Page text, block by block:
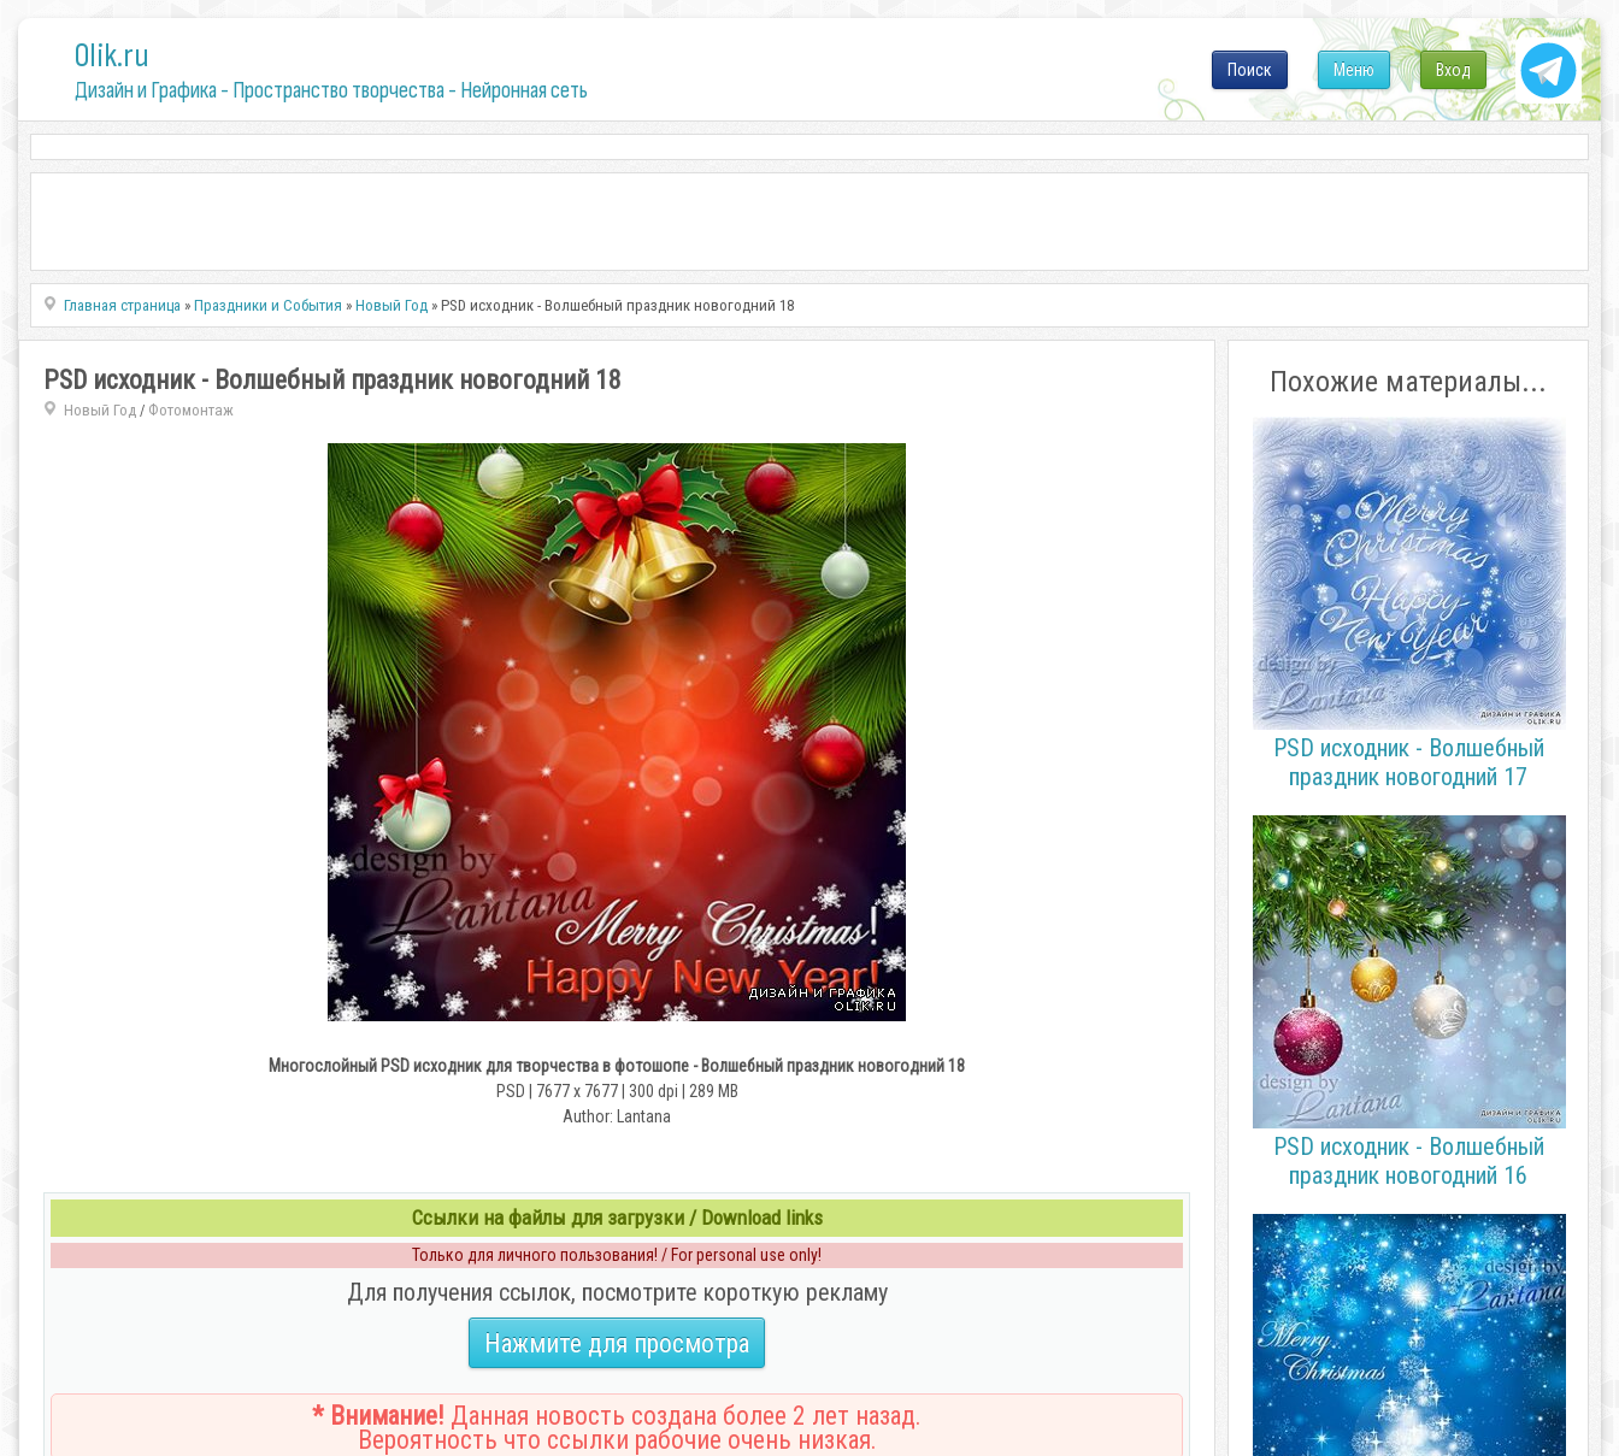
0lik.ru
Дизайн и Графика - Пространство творчества - Нейронная сеть
Вход
Меню
Поиск
Главная страница »Праздники и События »Новый Год » PSD исходник - Волшебный праздник новогодний 18
PSD исходник - Волшебный праздник новогодний 18
Новый Год/ Фотомонтаж
Многослойный PSD исходник для творчества в фотошопе - Волшебный праздник новогодний 18
PSD | 7677 x 7677 | 300 dpi | 289 MB
Author: Lantana
Ссылки на файлы для загрузки / Download links
Только для личного пользования! / For personal use only!
Для получения ссылок, посмотрите короткую рекламу
Нажмите для просмотра
* Внимание! Данная новость создана более 2 лет назад.
Вероятность что ссылки рабочие очень низкая.
Похожие материалы...
PSD исходник - Волшебный
праздник новогодний 17
PSD исходник - Волшебный
праздник новогодний 16